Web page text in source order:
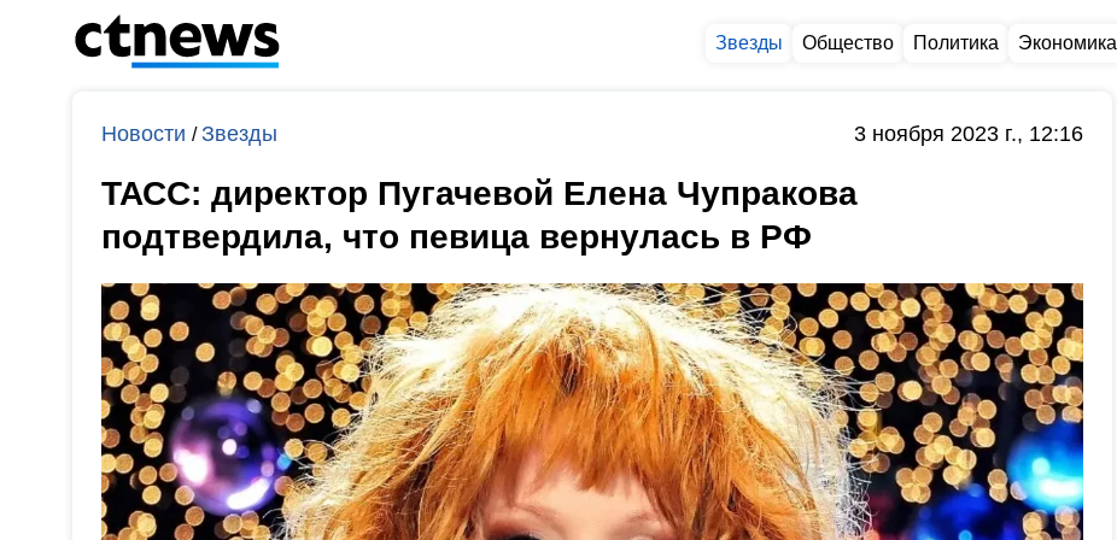
Звезды Общество Политика Экономика
Новости /Звезды 3 ноября 2023 г., 12:16
ТАСС: директор Пугачевой Елена Чупракова
подтвердила, что певица вернулась в РФ